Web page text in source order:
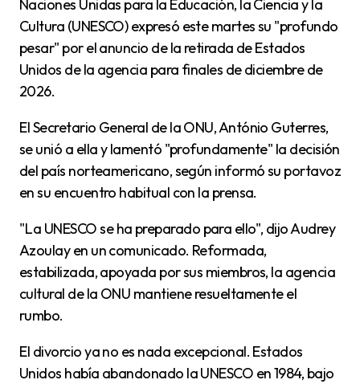
Naciones Unidas para la Educación, la Ciencia y la
Cultura (UNESCO) expresó este martes su "profundo
pesar" por el anuncio de la retirada de Estados
Unidos de la agencia para finales de diciembre de
2026.
El Secretario General de la ONU, António Guterres,
se unió a ella y lamentó "profundamente" la decisión
del país norteamericano, según informó su portavoz
en su encuentro habitual con la prensa.
"La UNESCO se ha preparado para ello", dijo Audrey
Azoulay en un comunicado. Reformada,
estabilizada, apoyada por sus miembros, la agencia
cultural de la ONU mantiene resueltamente el
rumbo.
El divorcio ya no es nada excepcional. Estados
Unidos había abandonado la UNESCO en 1984, bajo